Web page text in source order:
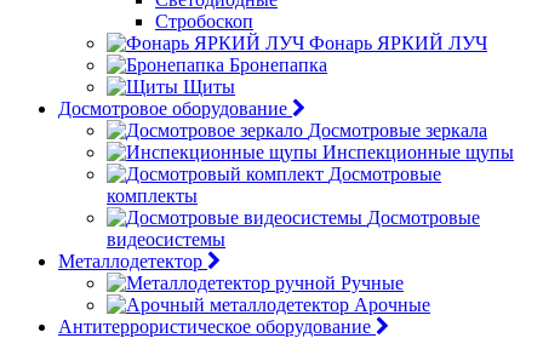
Стробоскоп
Фонарь ЯРКИЙ ЛУЧ
Бронепапка
Щиты
Досмотровое оборудование
Досмотровые зеркала
Инспекционные щупы
Досмотровые
комплекты
Досмотровые
видеосистемы
Металлодетектор
Ручные
Арочные
Антитеррористическое оборудование